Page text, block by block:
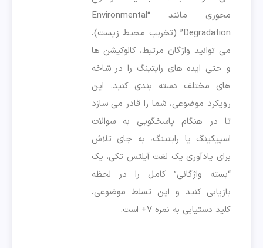
محوری مانند “Environmental
Degradation” (تخریب محیط زیست)،
می توانید واژگان مرتبط، کالوکیشن ها
و حتی ایده های رایتینگ را در شاخه
های مختلف دسته بندی کنید. این
رویکرد موضوعی، شما را قادر می سازد
تا در هنگام پاسخگویی به سوالات
اسپیکینگ یا رایتینگ، به جای تلاش
برای یادآوری یک لغت آیلتس تکی، یک
“بسته واژگانی” کامل را در لحظه
بازیابی کنید و این تسلط موضوعی،
کلید دستیابی به نمره ۷+ است.